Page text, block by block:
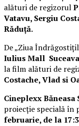
alături de regizorul
Vatavu, Sergiu
Răduță.
De „Ziua
Iulius Mall
la film alături de
Costache, Vlad si
Cineplexx
proiecție specială în
februarie, de la